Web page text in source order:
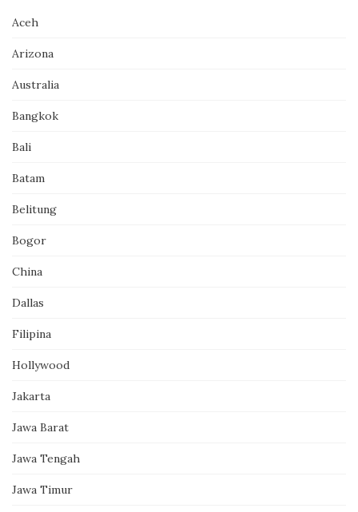
Aceh
Arizona
Australia
Bangkok
Bali
Batam
Belitung
Bogor
China
Dallas
Filipina
Hollywood
Jakarta
Jawa Barat
Jawa Tengah
Jawa Timur